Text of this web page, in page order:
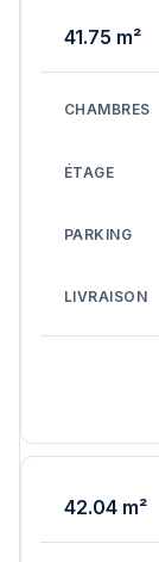
41.75 m²
42.04 m²